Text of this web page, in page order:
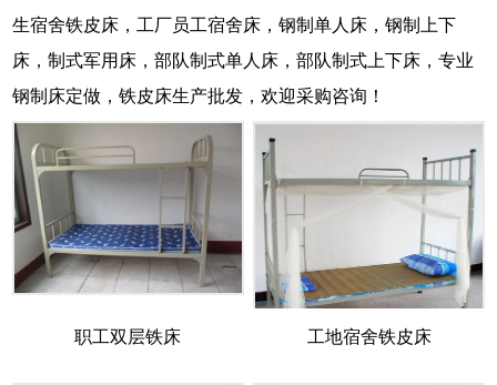
生宿舍铁皮床，工厂员工宿舍床，钢制单人床，钢制上下
床，制式军用床，部队制式单人床，部队制式上下床，专业
钢制床定做，铁皮床生产批发，欢迎采购咨询！
职工双层铁床 工地宿舍铁皮床